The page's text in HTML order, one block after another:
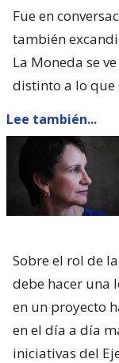
Fue en
también
La Moneda se
distinto a lo que
Lee también...
Sobre el rol de
debe hacer una
en un proyecto
en el día a día
iniciativas del